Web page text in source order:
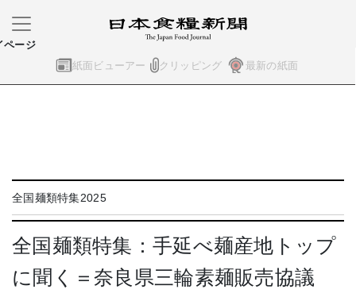
紙面ビューアー クリッピング 最新の紙面
ページ
全国麺類特集2025
全国麺類特集：手延べ麺産地トップ
に聞く＝奈良県三輪素麺販売協議